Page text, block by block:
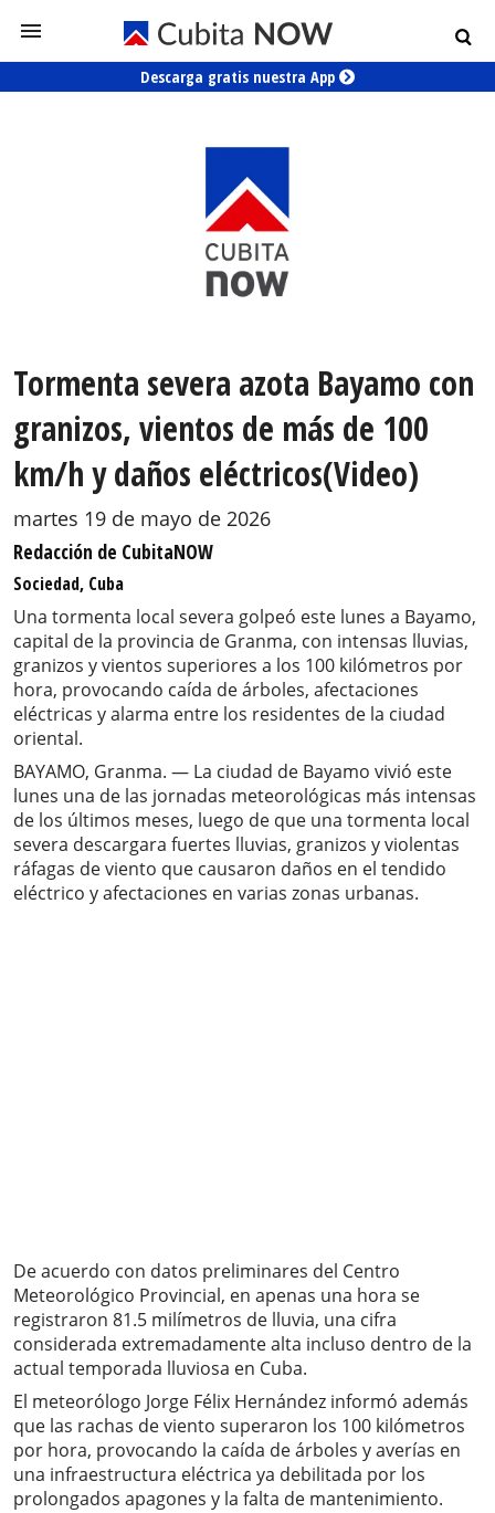
Descarga gratis nuestra App
Tormenta severa azota Bayamo con
granizos, vientos de más de 100
km/h y daños eléctricos(Video)
martes 19 de mayo de 2026
Redacción de CubitaNOW
Sociedad, Cuba
Una tormenta local severa golpeó este lunes a Bayamo,
capital de la provincia de Granma, con intensas lluvias,
granizos y vientos superiores a los 100 kilómetros por
hora, provocando caída de árboles, afectaciones
eléctricas y alarma entre los residentes de la ciudad
oriental.
BAYAMO, Granma. — La ciudad de Bayamo vivió este
lunes una de las jornadas meteorológicas más intensas
de los últimos meses, luego de que una tormenta local
severa descargara fuertes lluvias, granizos y violentas
ráfagas de viento que causaron daños en el tendido
eléctrico y afectaciones en varias zonas urbanas.
De acuerdo con datos preliminares del Centro
Meteorológico Provincial, en apenas una hora se
registraron 81.5 milímetros de lluvia, una cifra
considerada extremadamente alta incluso dentro de la
actual temporada lluviosa en Cuba.
El meteorólogo Jorge Félix Hernández informó además
que las rachas de viento superaron los 100 kilómetros
por hora, provocando la caída de árboles y averías en
una infraestructura eléctrica ya debilitada por los
prolongados apagones y la falta de mantenimiento.